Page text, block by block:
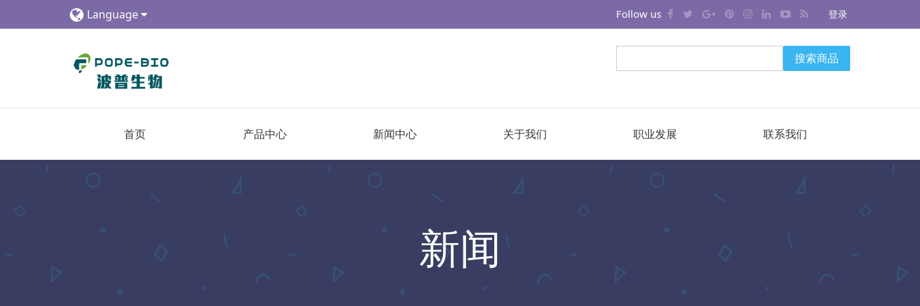
Language Follow us 登录
搜索商品
首页 产品中心 新闻中心 关于我们 职业发展 联系我们
新闻